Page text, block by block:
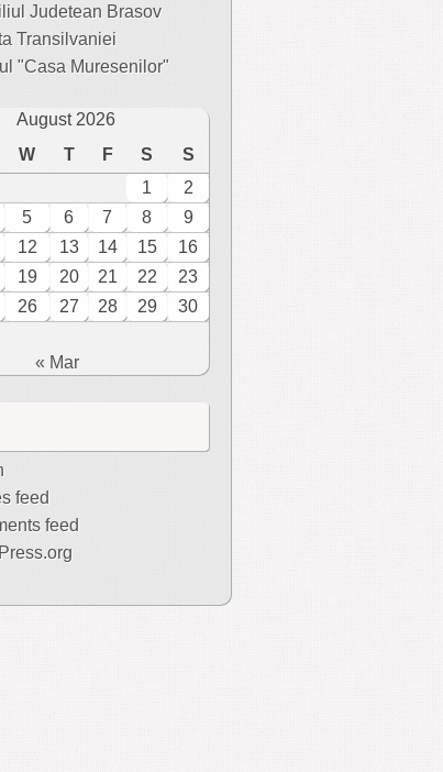
Judetean Brasov
Transilvaniei
"Casa Muresenilor"
August 2026
W T F S
S
1
2
5 6 7 8
9
12 13 14 15
16
19 20 21 22
23
26 27 28 29
30
« Mar
feed
feed